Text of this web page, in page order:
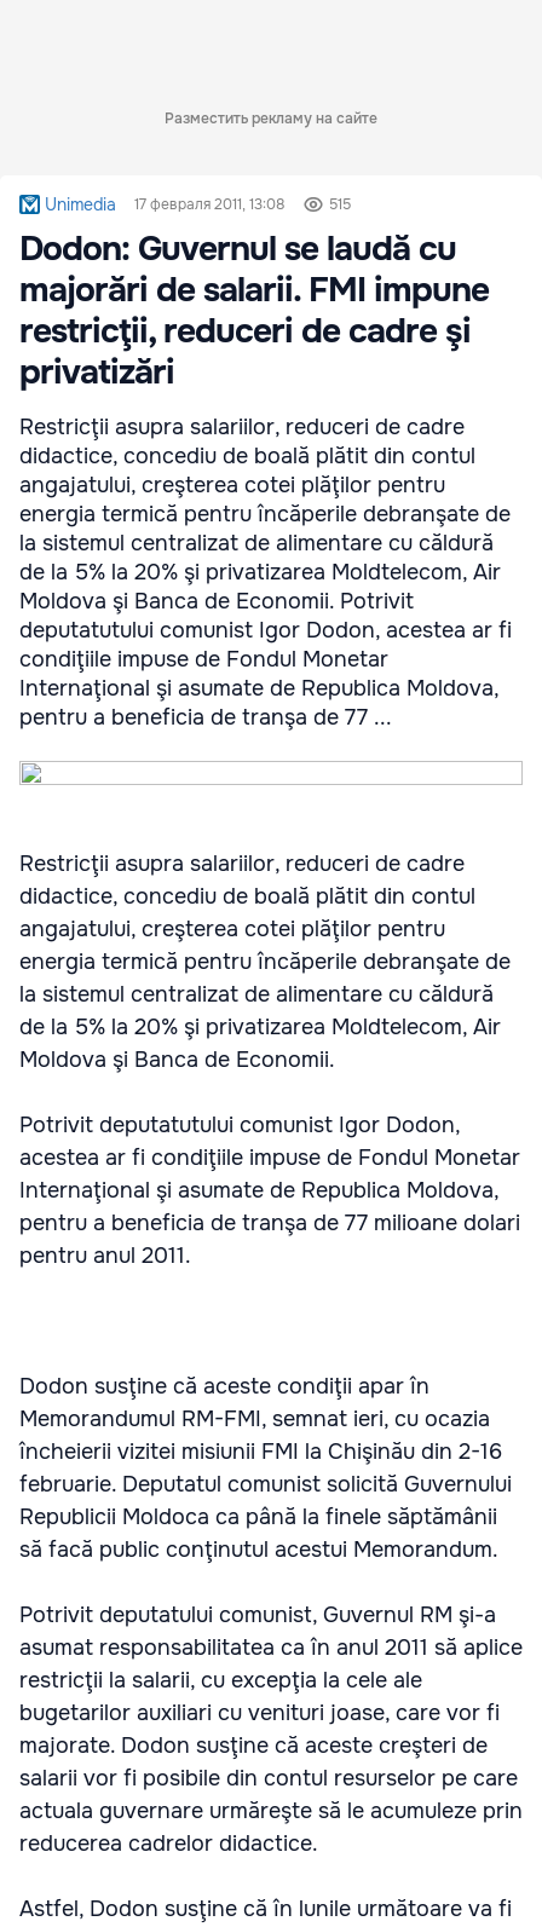
Разместить рекламу на сайте
Unimedia 17 февраля 2011, 13:08 515
Dodon: Guvernul se laudă cu
majorări de salarii. FMI impune
restricţii, reduceri de cadre şi
privatizări
Restricţii asupra salariilor, reduceri de cadre
didactice, concediu de boală plătit din contul
angajatului, creşterea cotei plăţilor pentru
energia termică pentru încăperile debranşate de
la sistemul centralizat de alimentare cu căldură
de la 5% la 20% şi privatizarea Moldtelecom, Air
Moldova şi Banca de Economii. Potrivit
deputatutului comunist Igor Dodon, acestea ar fi
condiţiile impuse de Fondul Monetar
Internaţional şi asumate de Republica Moldova,
pentru a beneficia de tranşa de 77 ...
Restricţii asupra salariilor, reduceri de cadre
didactice, concediu de boală plătit din contul
angajatului, creşterea cotei plăţilor pentru
energia termică pentru încăperile debranşate de
la sistemul centralizat de alimentare cu căldură
de la 5% la 20% şi privatizarea Moldtelecom, Air
Moldova şi Banca de Economii.
Potrivit deputatutului comunist Igor Dodon,
acestea ar fi condiţiile impuse de Fondul Monetar
Internaţional şi asumate de Republica Moldova,
pentru a beneficia de tranşa de 77 milioane dolari
pentru anul 2011.
Dodon susţine că aceste condiţii apar în
Memorandumul RM-FMI, semnat ieri, cu ocazia
încheierii vizitei misiunii FMI la Chişinău din 2-16
februarie. Deputatul comunist solicită Guvernului
Republicii Moldoca ca până la finele săptămânii
să facă public conţinutul acestui Memorandum.
Potrivit deputatului comunist, Guvernul RM şi-a
asumat responsabilitatea ca în anul 2011 să aplice
restricţii la salarii, cu excepţia la cele ale
bugetarilor auxiliari cu venituri joase, care vor fi
majorate. Dodon susţine că aceste creşteri de
salarii vor fi posibile din contul resurselor pe care
actuala guvernare urmăreşte să le acumuleze prin
reducerea cadrelor didactice.
Astfel, Dodon susţine că în lunile următoare va fi